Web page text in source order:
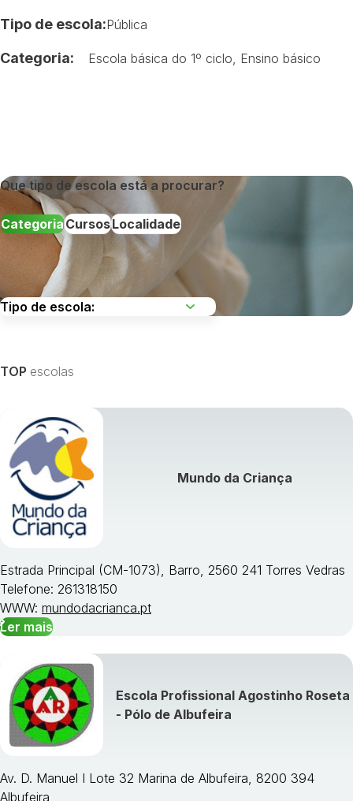
Tipo de escola:Pública
Categoria: Escola básica do 1º ciclo Ensino básico
Que tipo de escola está a procurar?
CategoriaCursosLocalidade
Visualizar todos os cursos »
TOP escolas
Mundo da Criança
Estrada Principal (CM-1073), Barro, 2560 241 Torres Vedras
Telefone: 261318150
WWW: mundodacrianca.pt
Ler mais
Escola Profissional Agostinho Roseta
- Pólo de Albufeira
Av. D. Manuel I Lote 32 Marina de Albufeira, 8200 394
Albufeira